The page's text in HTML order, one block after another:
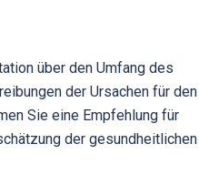
über den Umfang des
der Ursachen für den
Sie eine Empfehlung für
der gesundheitlichen